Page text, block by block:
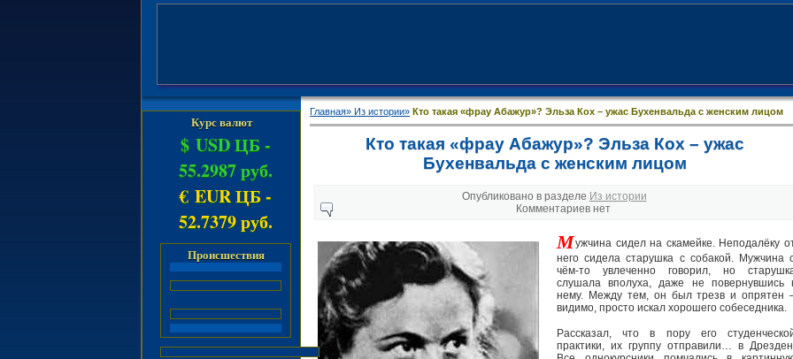
Главная» Из истории» Кто такая «фрау Абажур»? Эльза Кох – ужас Бухенвальда с женским лицом
Кто такая «фрау Абажур»? Эльза Кох – ужас
Бухенвальда с женским лицом
Опубликовано в разделе Из истории
Комментариев нет
Мужчина сидел на скамейке. Неподалёку
него сидела старушка с собакой. Мужчина
чём-то увлеченно говорил, но
слушала вполуха, даже не повернувшись
нему. Между тем, он был трезв и опрятен
видимо, просто искал хорошего собеседника.
Рассказал, что в пору его
практики, их группу отправили… в
Курс валют
$ USD ЦБ -
55.2987 руб.
€ EUR ЦБ -
52.7379 руб.
Происшествия